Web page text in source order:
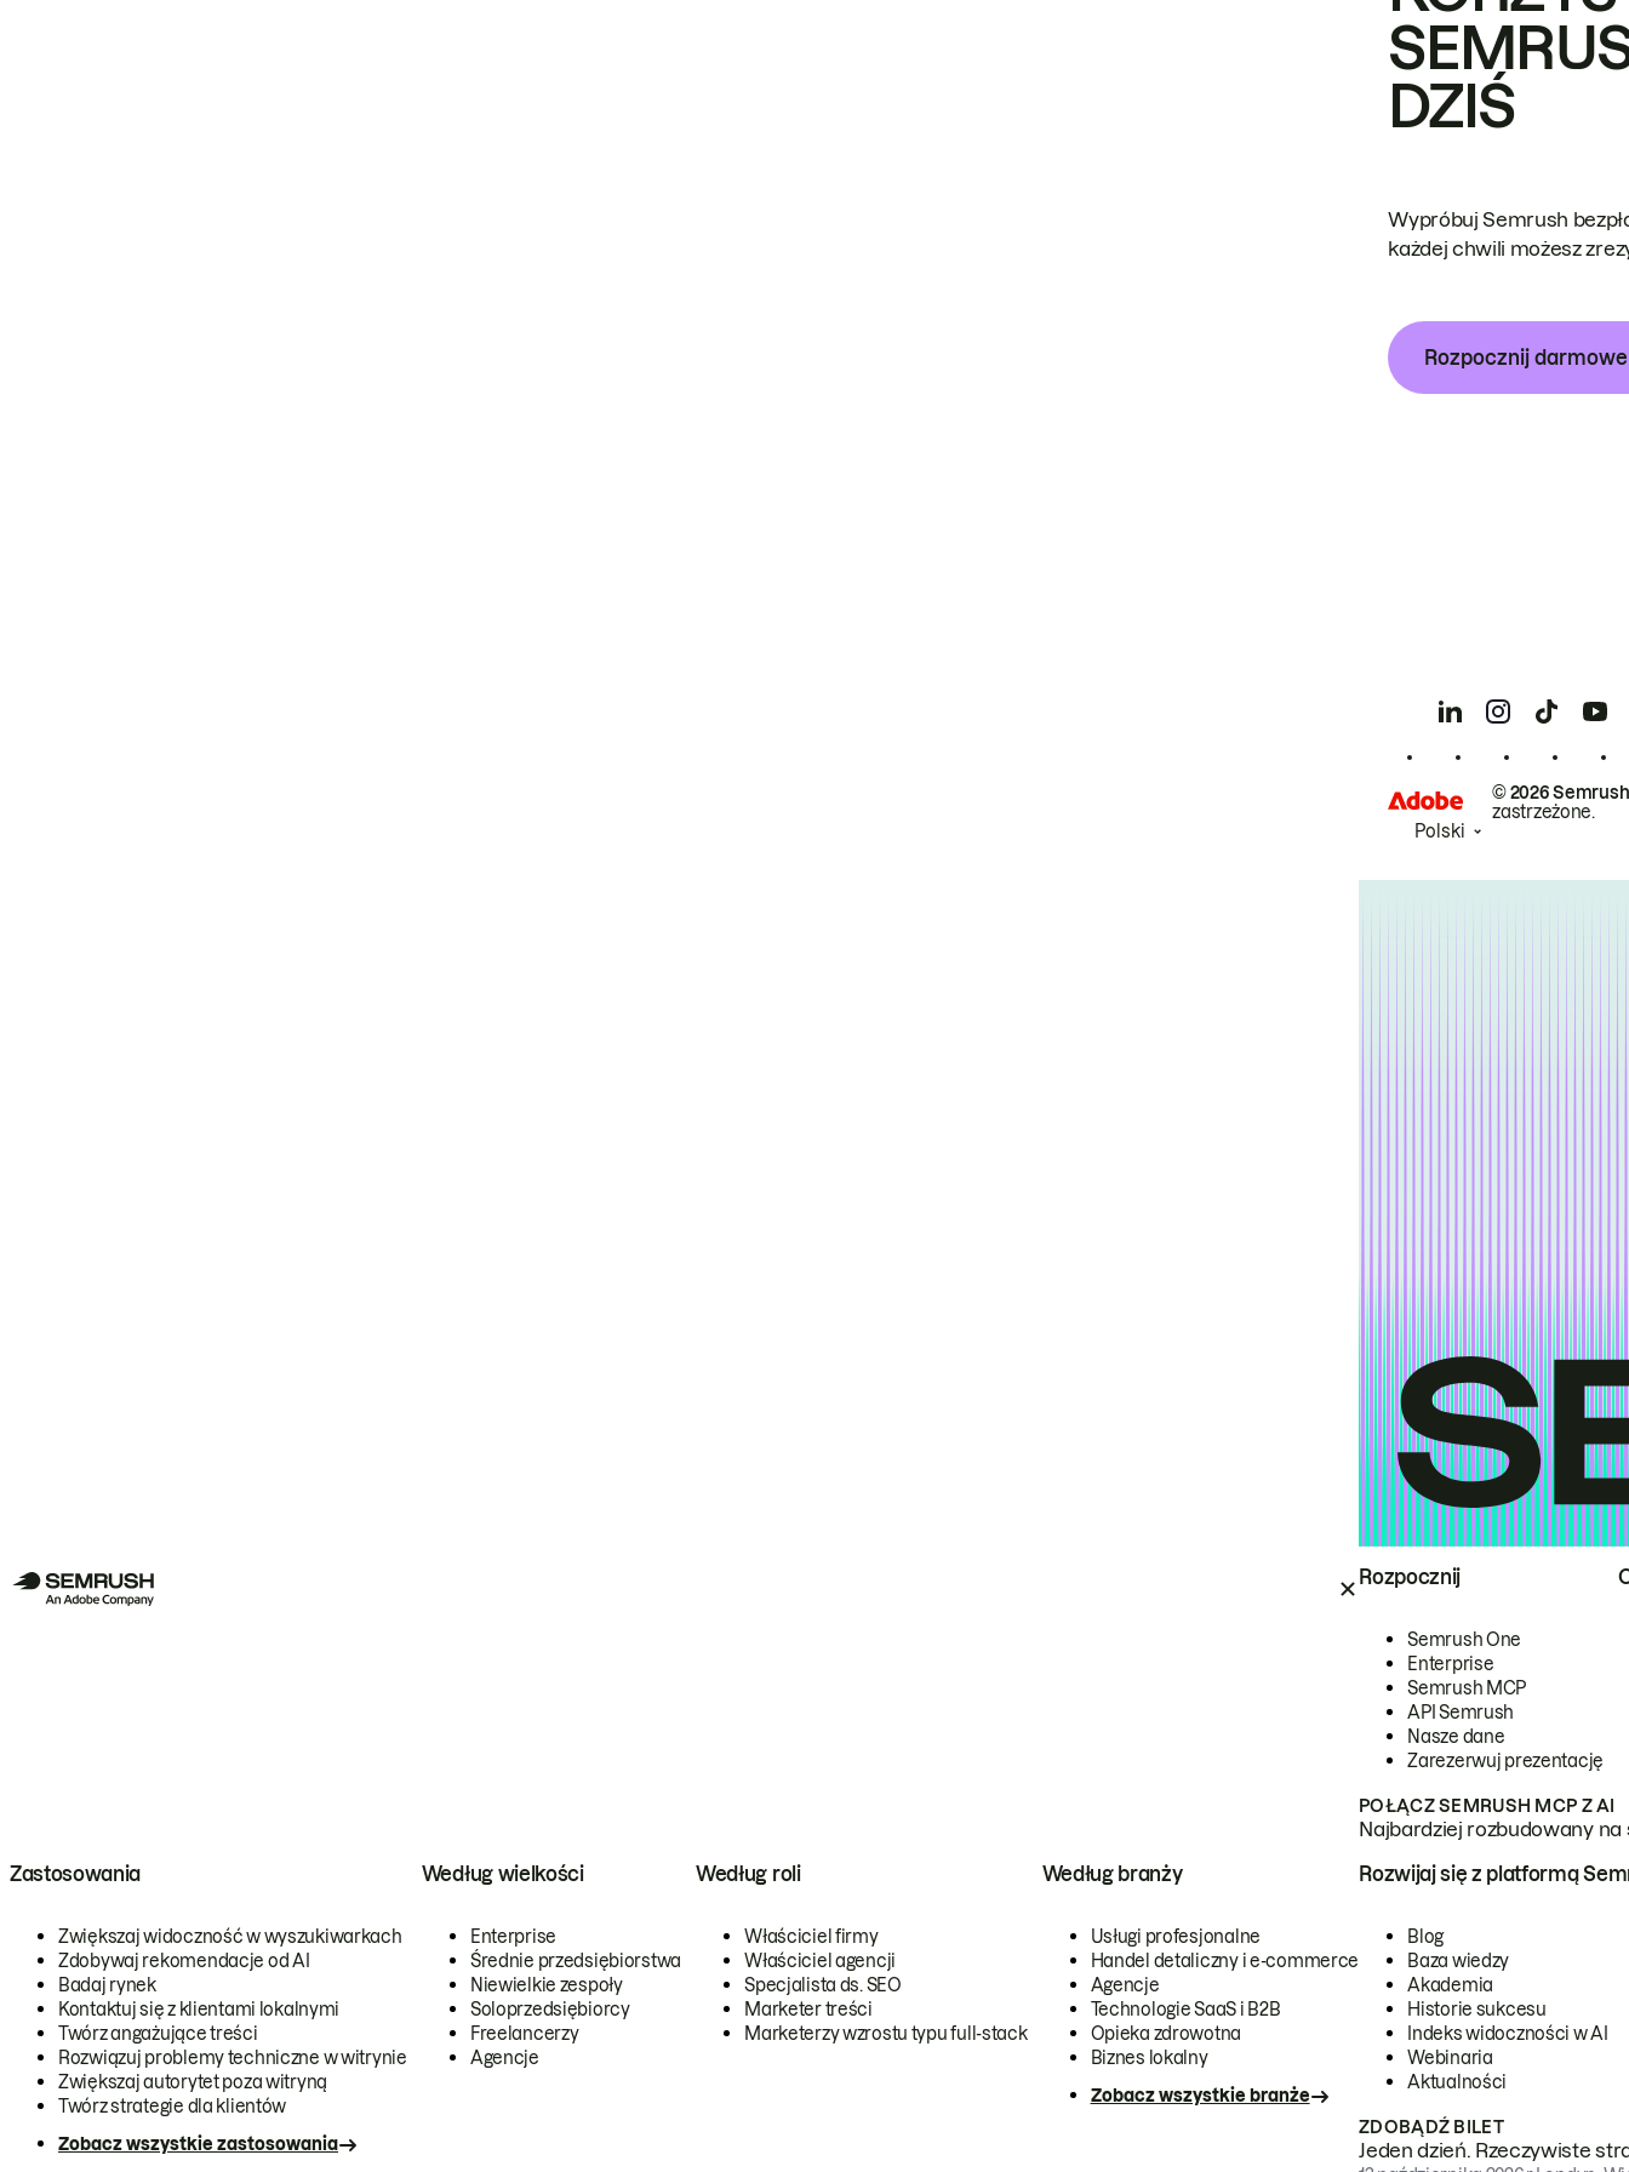
Rozpocznij
Semrush One
Enterprise
Semrush MCP
API Semrush
Nasze dane
Zarezerwuj prezentację
POŁĄCZ SEMRUSH MCP Z AI
Najbardziej rozbudowany
Zastosowania
Zwiększaj widoczność w wyszukiwarkach
Zdobywaj rekomendacje od AI
Badaj rynek
Kontaktuj się z klientami lokalnymi
Twórz angażujące treści
Rozwiązuj problemy techniczne w witrynie
Zwiększaj autorytet poza witryną
Twórz strategie dla klientów
Zobacz wszystkie zastosowania
Według wielkości
Enterprise
Średnie przedsiębiorstwa
Niewielkie zespoły
Soloprzedsiębiorcy
Freelancerzy
Agencje
Według roli
Właściciel firmy
Właściciel agencji
Specjalista ds. SEO
Marketer treści
Marketerzy wzrostu typu full-stack
Według branży
Usługi profesjonalne
Handel detaliczny i e-commerce
Agencje
Technologie SaaS i B2B
Opieka zdrowotna
Biznes lokalny
Zobacz wszystkie branże
Rozwijaj się z platformą
Blog
Baza wiedzy
Akademia
Historie sukcesu
Indeks widoczności w AI
Webinaria
Aktualności
ZDOBĄDŹ BILET
Jeden dzień. Rzeczywiste
DZIŚ
Wypróbuj Semrush
każdej chwili możesz
Rozpocznij
© 2026
zastrzeżone.
Polski